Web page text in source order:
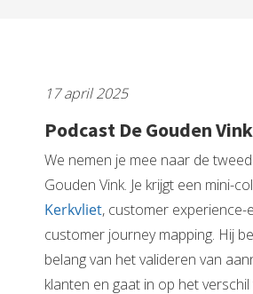
17 april 2025
Podcast De Gouden
We nemen je mee naar de
Gouden Vink. Je krijgt een mini-
Kerkvliet, customer experience-
customer journey mapping. Hij
belang van het valideren van
klanten en gaat in op het